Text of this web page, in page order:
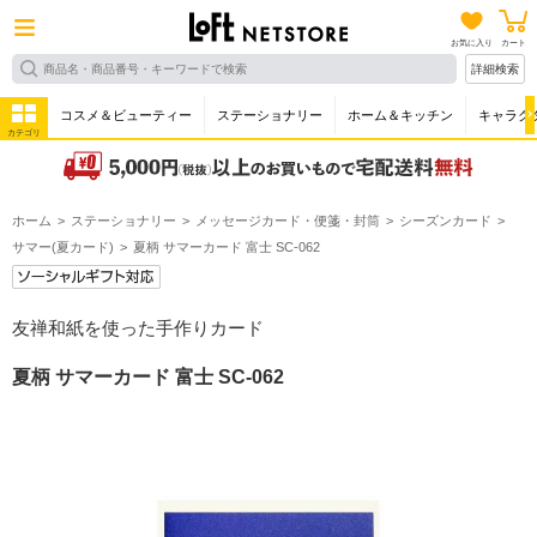
お気に入り カート
詳細検索
カテゴリ
コスメ＆ビューティー ステーショナリー ホーム＆キッチン キャラク
ホーム ステーショナリー メッセージカード・便箋・封筒
シーズンカード
サマー(夏カード)
夏柄 サマーカード 富士 SC-062
友禅和紙を使った手作りカード
夏柄 サマーカード 富士 SC-062